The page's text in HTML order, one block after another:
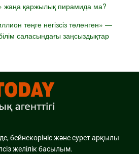
жаңа қаржылық пирамида ма?
теңге негізсіз төленген» —
саласындағы заңсыздықтар
бейнекөрініс және сурет арқылы
желілік басылым.